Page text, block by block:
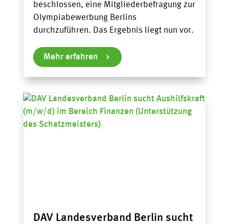
beschlossen, eine Mitgliederbefragung zur
Olympiabewerbung Berlins
durchzuführen. Das Ergebnis liegt nun vor.
Mehr erfahren
DAV Landesverband Berlin sucht